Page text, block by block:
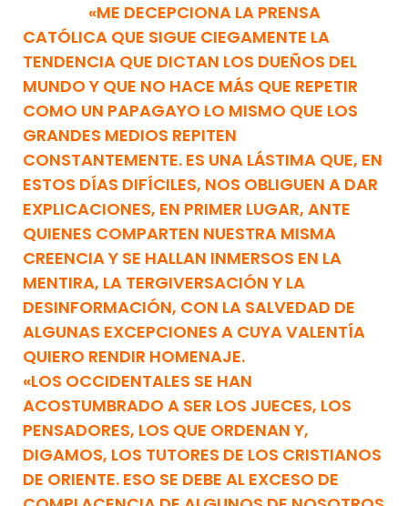
«ME DECEPCIONA LA PRENSA
CATÓLICA QUE SIGUE CIEGAMENTE LA
TENDENCIA QUE DICTAN LOS DUEÑOS DEL
MUNDO Y QUE NO HACE MÁS QUE REPETIR
COMO UN PAPAGAYO LO MISMO QUE LOS
GRANDES MEDIOS REPITEN
CONSTANTEMENTE. ES UNA LÁSTIMA QUE, EN
ESTOS DÍAS DIFÍCILES, NOS OBLIGUEN A DAR
EXPLICACIONES, EN PRIMER LUGAR, ANTE
QUIENES COMPARTEN NUESTRA MISMA
CREENCIA Y SE HALLAN INMERSOS EN LA
MENTIRA, LA TERGIVERSACIÓN Y LA
DESINFORMACIÓN, CON LA SALVEDAD DE
ALGUNAS EXCEPCIONES A CUYA VALENTÍA
QUIERO RENDIR HOMENAJE.
«LOS OCCIDENTALES SE HAN
ACOSTUMBRADO A SER LOS JUECES, LOS
PENSADORES, LOS QUE ORDENAN Y,
DIGAMOS, LOS TUTORES DE LOS CRISTIANOS
DE ORIENTE. ESO SE DEBE AL EXCESO DE